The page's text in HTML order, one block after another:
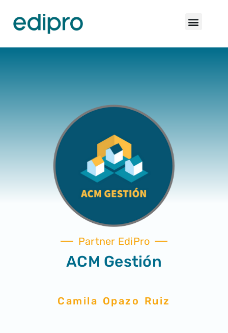
Partner EdiPro
ACM Gestión​
Camila Opazo Ruiz​